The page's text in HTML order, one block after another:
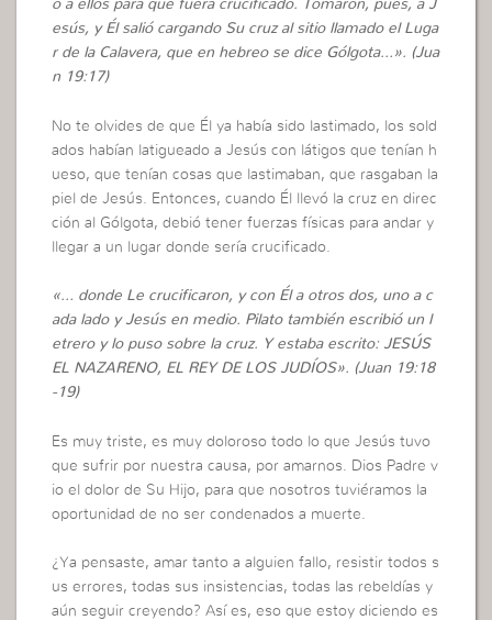
ó a ellos para que fuera crucificado. Tomaron, pues, a J
esús, y Él salió cargando Su cruz al sitio llamado el Luga
r de la Calavera, que en hebreo se dice Gólgota…». (Jua
n 19:17)
No te olvides de que Él ya había sido lastimado, los sold
ados habían latigueado a Jesús con látigos que tenían h
ueso, que tenían cosas que lastimaban, que rasgaban la
piel de Jesús. Entonces, cuando Él llevó la cruz en direc
ción al Gólgota, debió tener fuerzas físicas para andar y
llegar a un lugar donde sería crucificado.
«… donde Le crucificaron, y con Él a otros dos, uno a c
ada lado y Jesús en medio. Pilato también escribió un l
etrero y lo puso sobre la cruz. Y estaba escrito: JESÚS
EL NAZARENO, EL REY DE LOS JUDÍOS». (Juan 19:18
-19)
Es muy triste, es muy doloroso todo lo que Jesús tuvo
que sufrir por nuestra causa, por amarnos. Dios Padre v
io el dolor de Su Hijo, para que nosotros tuviéramos la
oportunidad de no ser condenados a muerte.
¿Ya pensaste, amar tanto a alguien fallo, resistir todos s
us errores, todas sus insistencias, todas las rebeldías y
aún seguir creyendo? Así es, eso que estoy diciendo es